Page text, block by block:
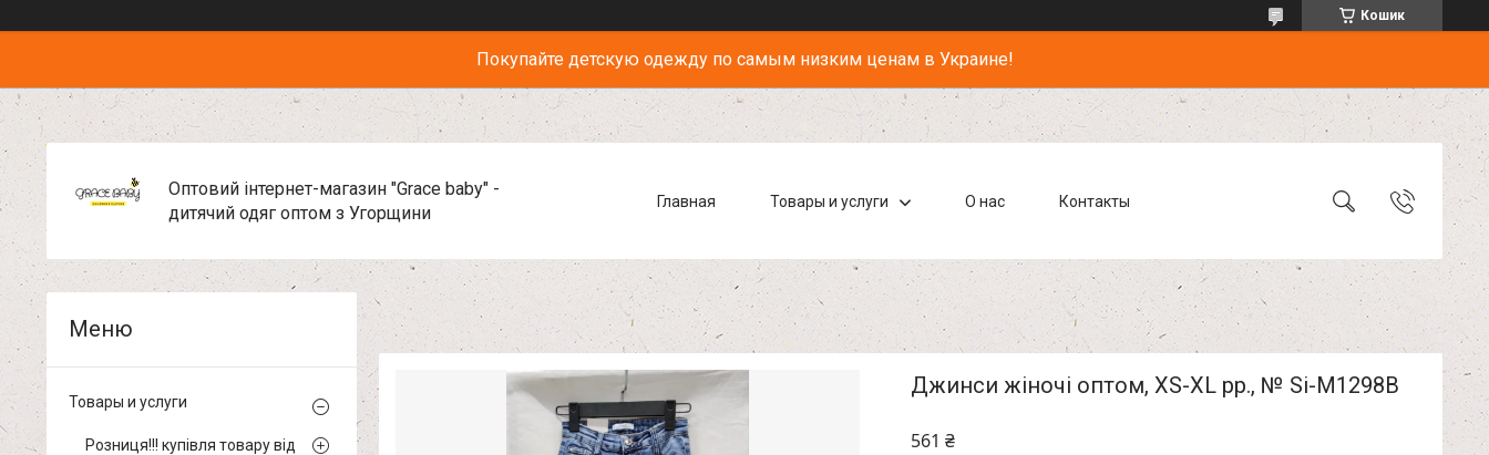
Кошик
Покупайте детскую одежду по самым низким ценам в Украине!
Оптовий інтернет-магазин "Grace baby" -
дитячий одяг оптом з Угорщини
Главная Товары и услуги О нас Контакты
Джинси жіночі оптом, XS-XL pp., № Si-M1298В
561 ₴
Товары и услуги
Розниця!!! купівля товару від